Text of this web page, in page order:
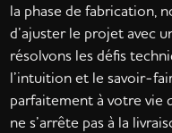
la phase de fabrication,
d’ajuster le projet avec
résolvons les défis
l’intuition et le savoir-
parfaitement à votre vie
ne s’arrête pas à la